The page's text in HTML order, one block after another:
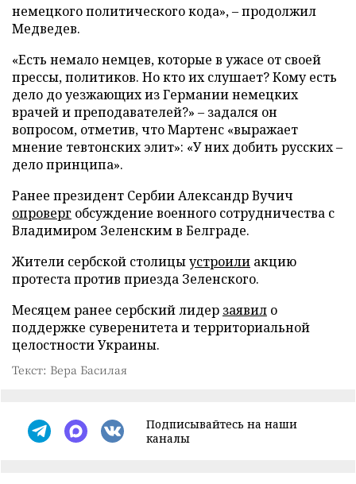
немецкого политического кода», – продолжил
Медведев.
«Есть немало немцев, которые в ужасе от своей
прессы, политиков. Но кто их слушает? Кому есть
дело до уезжающих из Германии немецких
врачей и преподавателей?» – задался он
вопросом, отметив, что Мартенс «выражает
мнение тевтонских элит»: «У них добить русских –
дело принципа».
Ранее президент Сербии Александр Вучич
опроверг обсуждение военного сотрудничества с
Владимиром Зеленским в Белграде.
Жители сербской столицыустроили акцию
протеста против приезда Зеленского.
Месяцем ранее сербский лидер заявил о
поддержке суверенитета и территориальной
целостности Украины.
Текст: Вера Басилая
Подписывайтесь на наши
каналы